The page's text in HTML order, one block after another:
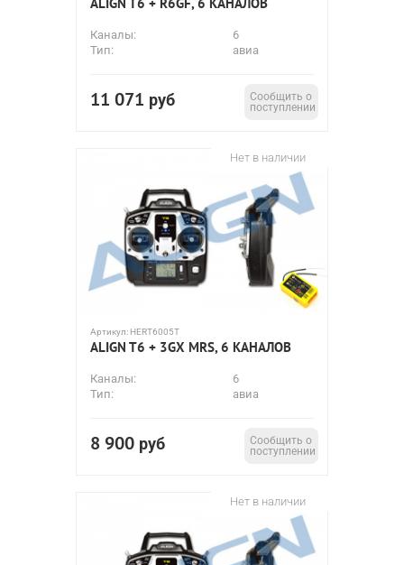
Каналы:
6
Тип:
авиа
11 071 руб
Сообщить о
поступлении
Нет в наличии
Артикул: HERT6005T
ALIGN T6 + 3GX MRS, 6 КАНАЛОВ
Каналы:
6
Тип:
авиа
8 900 руб
Сообщить о
поступлении
Нет в наличии